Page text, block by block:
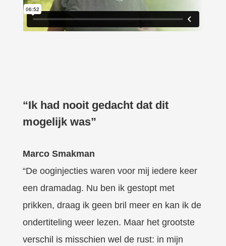
“Ik had nooit gedacht dat dit
mogelijk was”
Marco Smakman
“De ooginjecties waren voor mij iedere keer
een dramadag. Nu ben ik gestopt met
prikken, draag ik geen bril meer en kan ik de
ondertiteling weer lezen. Maar het grootste
verschil is misschien wel de rust: in mijn